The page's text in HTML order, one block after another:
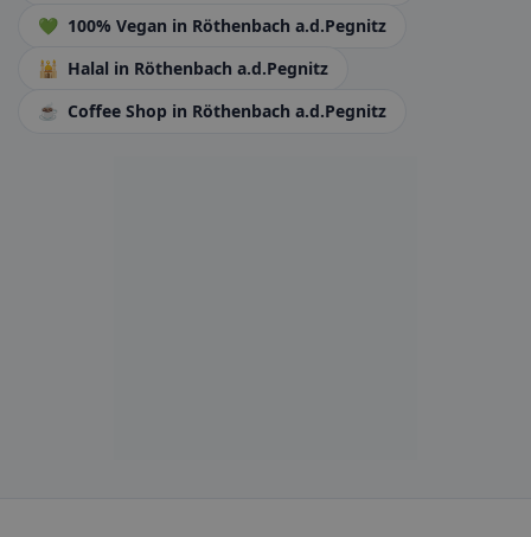
💚 100% Vegan in Röthenbach a.d.Pegnitz
🕌 Halal in Röthenbach a.d.Pegnitz
☕ Coffee Shop in Röthenbach a.d.Pegnitz